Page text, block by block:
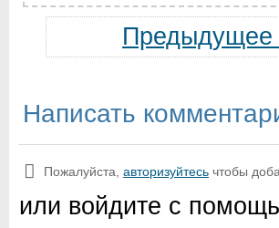
Предыдущее
Написать
Пожалуйста, авторизуйтесь чтобы
или войдите с